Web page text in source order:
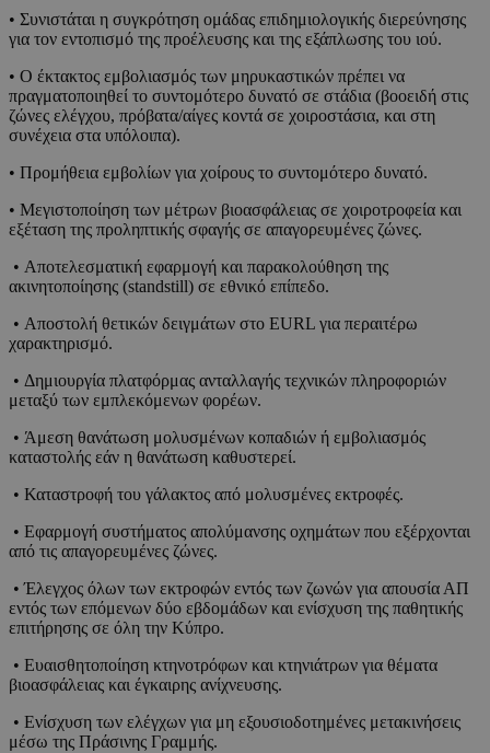
• Συνιστάται η συγκρότηση ομάδας επιδημιολογικής διερεύνησης
για τον εντοπισμό της προέλευσης και της εξάπλωσης του ιού.
• Ο έκτακτος εμβολιασμός των μηρυκαστικών πρέπει να
πραγματοποιηθεί το συντομότερο δυνατό σε στάδια (βοοειδή στις
ζώνες ελέγχου, πρόβατα/αίγες κοντά σε χοιροστάσια, και στη
συνέχεια στα υπόλοιπα).
• Προμήθεια εμβολίων για χοίρους το συντομότερο δυνατό.
• Μεγιστοποίηση των μέτρων βιοασφάλειας σε χοιροτροφεία και
εξέταση της προληπτικής σφαγής σε απαγορευμένες ζώνες.
• Αποτελεσματική εφαρμογή και παρακολούθηση της
ακινητοποίησης (standstill) σε εθνικό επίπεδο.
• Αποστολή θετικών δειγμάτων στο EURL για περαιτέρω
χαρακτηρισμό.
• Δημιουργία πλατφόρμας ανταλλαγής τεχνικών πληροφοριών
μεταξύ των εμπλεκόμενων φορέων.
• Άμεση θανάτωση μολυσμένων κοπαδιών ή εμβολιασμός
καταστολής εάν η θανάτωση καθυστερεί.
• Καταστροφή του γάλακτος από μολυσμένες εκτροφές.
• Εφαρμογή συστήματος απολύμανσης οχημάτων που εξέρχονται
από τις απαγορευμένες ζώνες.
• Έλεγχος όλων των εκτροφών εντός των ζωνών για απουσία ΑΠ
εντός των επόμενων δύο εβδομάδων και ενίσχυση της παθητικής
επιτήρησης σε όλη την Κύπρο.
• Ευαισθητοποίηση κτηνοτρόφων και κτηνιάτρων για θέματα
βιοασφάλειας και έγκαιρης ανίχνευσης.
• Ενίσχυση των ελέγχων για μη εξουσιοδοτημένες μετακινήσεις
μέσω της Πράσινης Γραμμής.